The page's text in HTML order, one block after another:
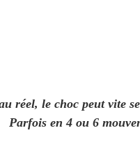
réel, le choc peut vite
Parfois en 4 ou 6